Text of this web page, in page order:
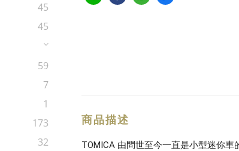
45
45
59
7
1
173
32
商品描述
TOMICA 由問世至今一直是小型迷你